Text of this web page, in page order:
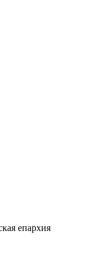
епархия